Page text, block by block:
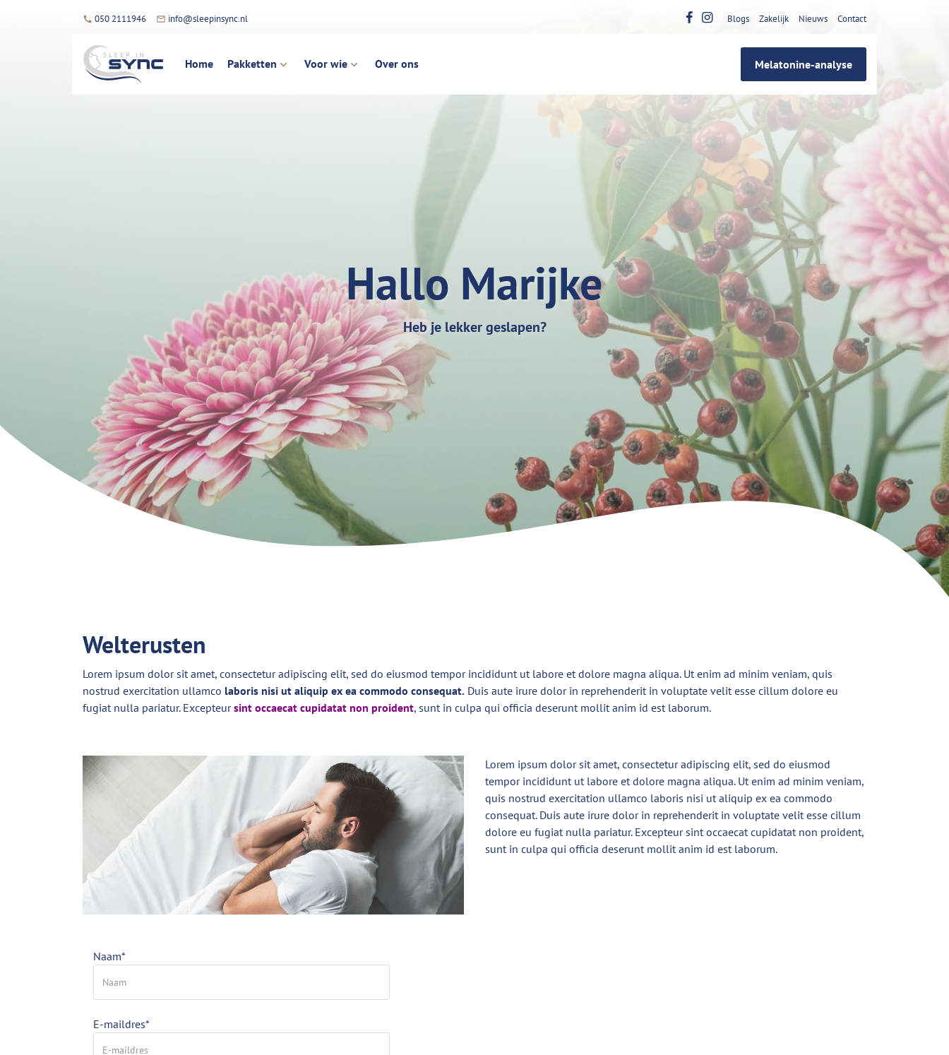
050 2111946 info@sleepinsync.nl Blogs Zakelijk Nieuws Contact
Home Pakketten Voor wie Over ons Melatonine-analyse
Hallo Marijke
Heb je lekker geslapen?
Welterusten
Lorem ipsum dolor sit amet, consectetur adipiscing elit, sed do eiusmod tempor incididunt ut labore et dolore magna aliqua. Ut enim ad minim veniam, quis
nostrud exercitation ullamco laboris nisi ut aliquip ex ea commodo consequat. Duis aute irure dolor in reprehenderit in voluptate velit esse cillum dolore eu
fugiat nulla pariatur. Excepteursint occaecat cupidatat non proident, sunt in culpa qui officia deserunt mollit anim id est laborum.
Lorem ipsum dolor sit amet, consectetur adipiscing elit, sed do eiusmod
tempor incididunt ut labore et dolore magna aliqua. Ut enim ad minim veniam,
quis nostrud exercitation ullamco laboris nisi ut aliquip ex ea commodo
consequat. Duis aute irure dolor in reprehenderit in voluptate velit esse cillum
dolore eu fugiat nulla pariatur. Excepteur sint occaecat cupidatat non proident,
sunt in culpa qui officia deserunt mollit anim id est laborum.
Naam*
E-maildres*